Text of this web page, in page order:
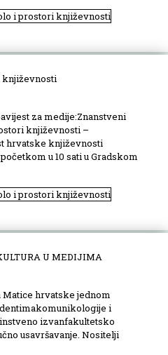
i prostori književnosti
za medije:Znanstveni
književnosti –
hrvatske književnosti
u 10 sati u Gradskom
i prostori književnosti
U MEDIJIMA
hrvatske jednom
i
izvanfakultetsko
usavršavanje. Nositelji